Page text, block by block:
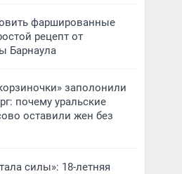
фаршированные
рецепт от
Барнаула
заполонили
почему уральские
оставили жен без
силы»: 18-летняя